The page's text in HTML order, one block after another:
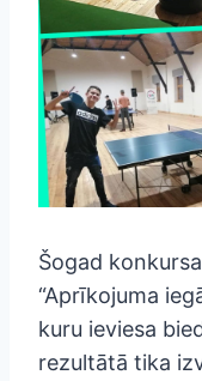
Šogad
“Aprīkojuma
kuru ieviesa
rezultātā tika